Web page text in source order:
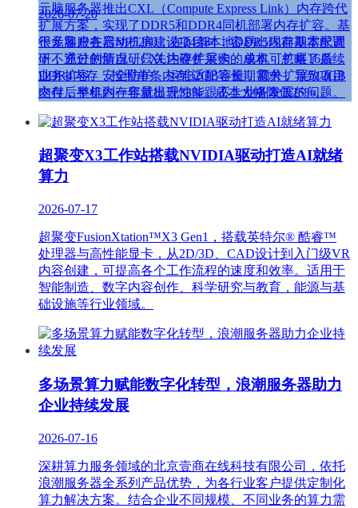
元脑服务器推出CXL（Compute Express Link）内存跨代
扩展方案，实现了DDR5和DDR4同机部署内存扩容。基
于元脑服务器NF5280，在24条本地DDR5内存基本配置
下，通过创新自研CXL内存扩展卡，单机可扩展16条
DDR4内存，按照单条内存32GB容量，额外扩展512GB
内存，整机内存容量提升33%，成本大幅降低25%。
2026-07-20
很多客户在启动机房建设项目时，容易出现前期需求调
研不充分的情况，只关注硬件采购的成本，忽略了后续
业务扩容、安全防护、运维适配等长期需求，导致项目
交付后半年到一年就出现性能跟不上业务发展的问题。
超聚变X3工作站搭载NVIDIA驱动打造AI就绪
算力
2026-07-17
超聚变FusionXtation™X3 Gen1，搭载英特尔® 酷睿™
处理器与高性能显卡，从2D/3D、CAD设计到入门级VR
内容创建，可提高各个工作流程的速度和效率。适用于
智能制造、数字内容创作、科学研究与教育，能源与基
础设施等行业领域。
多场景算力赋能数字化转型，浪潮服务器助力
企业持续发展
2026-07-16
深耕算力服务领域的北京壹商在线科技有限公司，依托
浪潮服务器全系列产品优势，为各行业客户提供定制化
算力解决方案。结合企业不同规模、不同业务的算力需